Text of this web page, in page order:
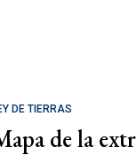
DE TIERRAS
de la